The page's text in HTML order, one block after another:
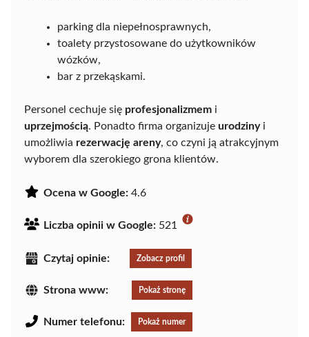
parking dla niepełnosprawnych,
toalety przystosowane do użytkowników
wózków,
bar z przekąskami.
Personel cechuje się profesjonalizmem i
uprzejmością. Ponadto firma organizuje urodzinyi
umożliwia rezerwację areny, co czyni ją atrakcyjnym
wyborem dla szerokiego grona klientów.
Ocena w Google: 4.6
Liczba opinii w Google: 521
Czytaj opinie: Zobacz profil
Strona www: Pokaż stronę
Numer telefonu: Pokaż numer